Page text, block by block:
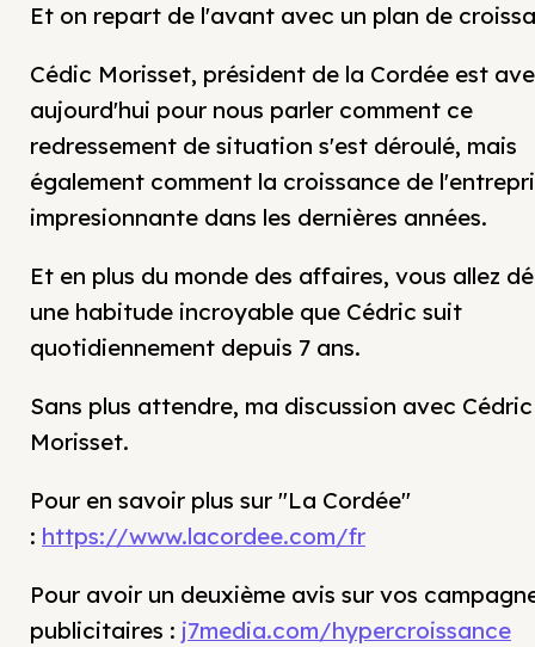
Et on repart de l'avant avec un plan de
Cédic Morisset, président de la Cordée est
aujourd'hui pour nous parler comment ce
redressement de situation s'est déroulé, mais
également comment la croissance de
impresionnante dans les dernières années.
Et en plus du monde des affaires, vous allez
une habitude incroyable que Cédric suit
quotidiennement depuis 7 ans.
Sans plus attendre, ma discussion avec Cédric
Morisset.
Pour en savoir plus sur "La Cordée"
: https://www.lacordee.com/fr
Pour avoir un deuxième avis sur vos
publicitaires : j7media.com/hypercroissance